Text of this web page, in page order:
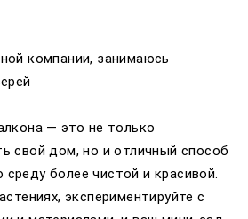
компании, занимаюсь
— это не только
свой дом, но и отличный способ
более чистой и красивой.
экспериментируйте с